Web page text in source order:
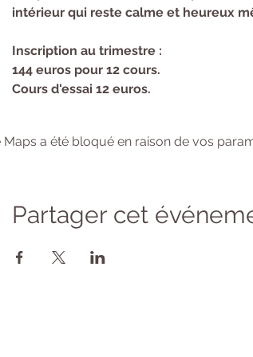
intérieur qui reste calme et heureux
Inscription au trimestre :
144 euros pour 12 cours.
Cours d'essai 12 euros.
Maps a été bloqué en raison de vos
Partager cet